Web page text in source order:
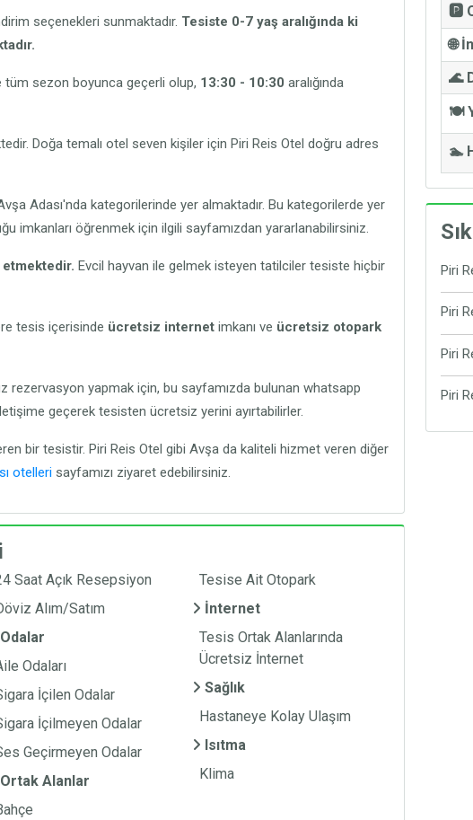
seçenekleri sunmaktadır. Tesiste 0-7 yaş aralığında ki
sezon boyunca geçerli olup, 13:30 - 10:30 aralığında
Doğa temalı otel seven kişiler için Piri Reis Otel doğru adres
Adası'nda kategorilerinde yer almaktadır. Bu kategorilerde yer
imkanları öğrenmek için ilgili sayfamızdan yararlanabilirsiniz.
etmektedir. Evcil hayvan ile gelmek isteyen tatilciler tesiste hiçbir
tesis içerisinde ücretsiz internet imkanı ve ücretsiz otopark
rezervasyon yapmak için, bu sayfamızda bulunan whatsapp
geçerek tesisten ücretsiz yerini ayırtabilirler.
bir tesistir. Piri Reis Otel gibi Avşa da kaliteli hizmet veren diğer
otelleri sayfamızı ziyaret edebilirsiniz.
Saat Açık Resepsiyon
Alım/Satım
Odalar
Odaları
İçilen Odalar
İçilmeyen Odalar
Geçirmeyen Odalar
Ortak Alanlar
Tesise Ait Otopark
İnternet
Tesis Ortak Alanlarında
Ücretsiz İnternet
Sağlık
Hastaneye Kolay Ulaşım
Isıtma
Klima
🅿️
🌐
🌊
🍽️
🏊
Piri
Piri
Piri
Piri